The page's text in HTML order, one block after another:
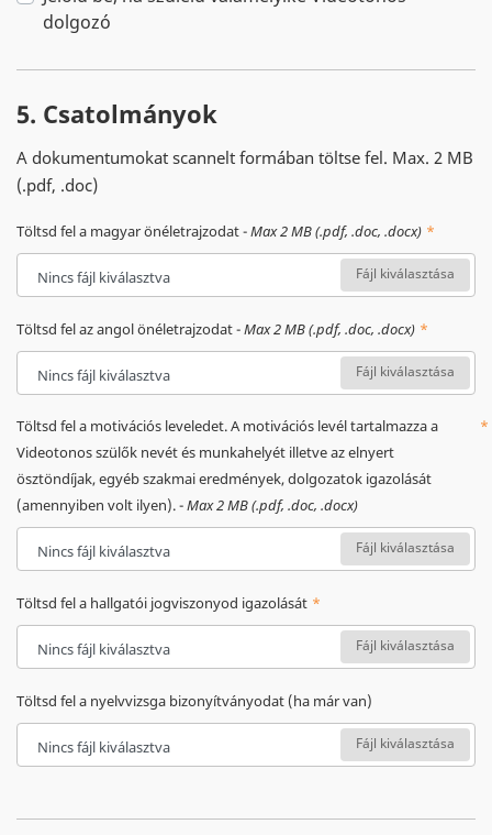
dolgozó
5. Csatolmányok
A dokumentumokat scannelt formában töltse fel. Max. 2 MB
(.pdf, .doc)
Töltsd fel a magyar önéletrajzodat -Max 2 MB (.pdf, .doc, .docx)
Nincs fájl kiválasztva Fájl kiválasztása
Töltsd fel az angol önéletrajzodat -Max 2 MB (.pdf, .doc, .docx)
Nincs fájl kiválasztva Fájl kiválasztása
Töltsd fel a motivációs leveledet. A motivációs levél tartalmazza a
Videotonos szülők nevét és munkahelyét illetve az elnyert
ösztöndíjak, egyéb szakmai eredmények, dolgozatok igazolását
(amennyiben volt ilyen). -Max 2 MB (.pdf, .doc, .docx)
Nincs fájl kiválasztva Fájl kiválasztása
Töltsd fel a hallgatói jogviszonyod igazolását
Nincs fájl kiválasztva Fájl kiválasztása
Töltsd fel a nyelvvizsga bizonyítványodat (ha már van)
Nincs fájl kiválasztva Fájl kiválasztása